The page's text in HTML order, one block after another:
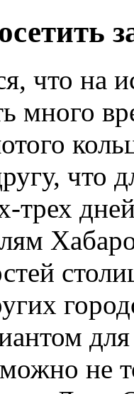
что на
много
что
трех
не